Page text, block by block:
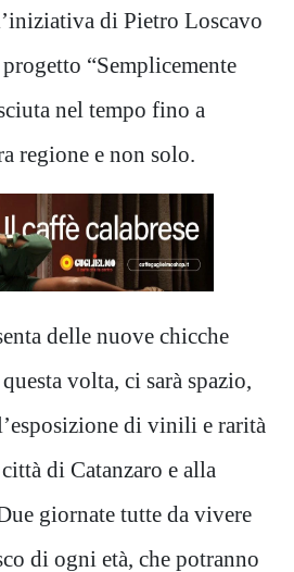
di Pietro Loscavo
“Semplicemente
nel tempo fino a
regione e non solo.
delle nuove chicche
volta, ci sarà spazio,
di vinili e rarità
di Catanzaro e alla
giornate tutte da vivere
di ogni età, che potranno